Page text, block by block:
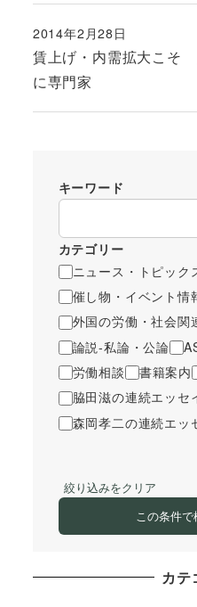
賃上げ・内需拡大こそ
に専門家
投稿日
2014年2月28日
キーワード
カテゴリー
ニュース・トピック
催し物・イベント情
外国の労働・社会関
論説-私論・公論
労働相談
書籍案内
脇田滋の連続エッセ
森岡孝二の連続エッ
絞り込みをクリア
この条件で
カテ